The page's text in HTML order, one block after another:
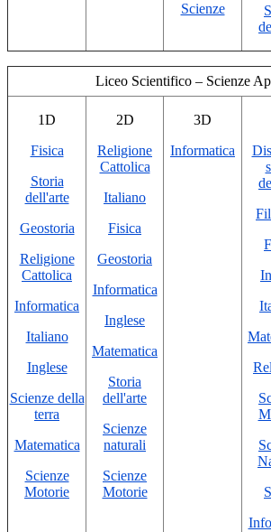
Scienze
Liceo Scientifico – Scienze
1D
Fisica
Storia
dell'arte
Geostoria
Religione
Cattolica
Informatica
Italiano
Inglese
Scienze della
terra
Matematica
Scienze
Motorie
2D
Religione
Cattolica
Italiano
Fisica
Geostoria
Informatica
Inglese
Matematica
Storia
dell'arte
Scienze
naturali
Scienze
Motorie
3D
Informatica